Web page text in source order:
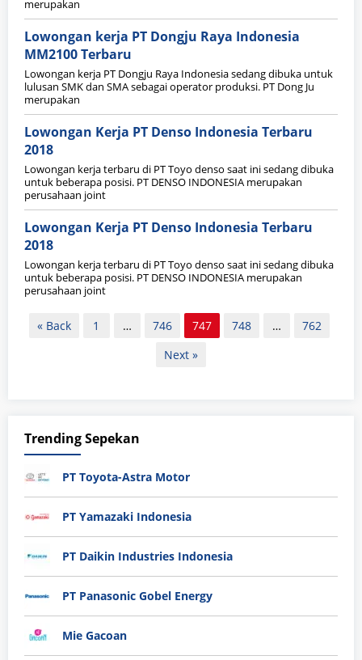
merupakan
Lowongan kerja PT Dongju Raya Indonesia
MM2100 Terbaru
Lowongan kerja PT Dongju Raya Indonesia sedang dibuka untuk
lulusan SMK dan SMA sebagai operator produksi. PT Dong Ju
merupakan
Lowongan Kerja PT Denso Indonesia Terbaru
2018
Lowongan kerja terbaru di PT Toyo denso saat ini sedang dibuka
untuk beberapa posisi. PT DENSO INDONESIA merupakan
perusahaan joint
Lowongan Kerja PT Denso Indonesia Terbaru
2018
Lowongan kerja terbaru di PT Toyo denso saat ini sedang dibuka
untuk beberapa posisi. PT DENSO INDONESIA merupakan
perusahaan joint
Paginasi
« Back 1 … 746 747 748 …
762
Next »
Trending Sepekan
PT Toyota-Astra Motor
PT Yamazaki Indonesia
PT Daikin Industries Indonesia
PT Panasonic Gobel Energy
Mie Gacoan